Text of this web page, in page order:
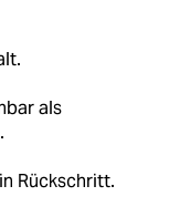
als
Rückschritt.